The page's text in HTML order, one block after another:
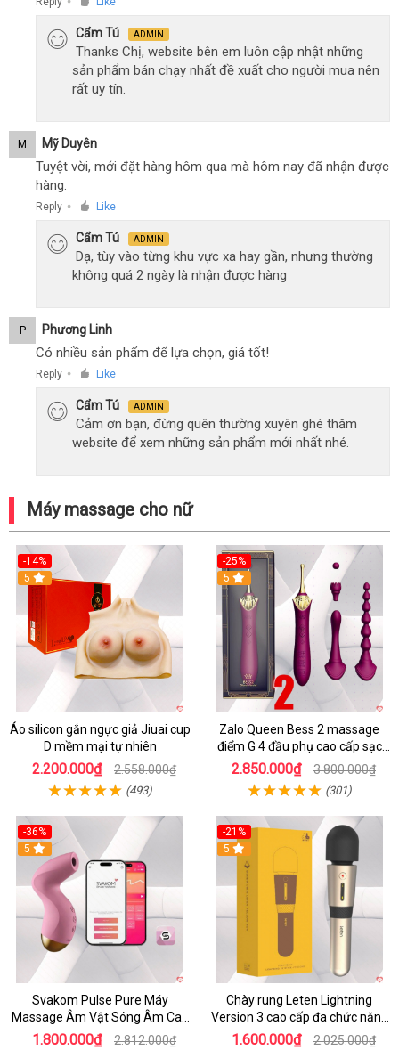
Cẩm Tú ADMIN
Thanks Chị, website bên em luôn cập nhật những
sản phẩm bán chạy nhất đề xuất cho người mua nên
rất uy tín.
M Mỹ Duyên
Tuyệt vời, mới đặt hàng hôm qua mà hôm nay đã nhận được
hàng.
Reply ● Like
Cẩm Tú ADMIN
Dạ, tùy vào từng khu vực xa hay gần, nhưng thường
không quá 2 ngày là nhận được hàng
P Phương Linh
Có nhiều sản phẩm để lựa chọn, giá tốt!
Reply ● Like
Cẩm Tú ADMIN
Cảm ơn bạn, đừng quên thường xuyên ghé thăm
website để xem những sản phẩm mới nhất nhé.
Máy massage cho nữ
-14%
5
Áo silicon gắn ngực giả Jiuai cup
D mềm mại tự nhiên
2.200.000₫ 2.558.000₫
(493)
-25%
5
Zalo Queen Bess 2 massage
điểm G 4 đầu phụ cao cấp sạc
tiện lợi
2.850.000₫ 3.800.000₫
(301)
-36%
5
Svakom Pulse Pure Máy
Massage Âm Vật Sóng Âm Cao
Cấp Điều Khiển App Đỉnh
1.800.000₫ 2.812.000₫
-21%
5
Chày rung Leten Lightning
Version 3 cao cấp đa chức năng
kích thích
1.600.000₫ 2.025.000₫